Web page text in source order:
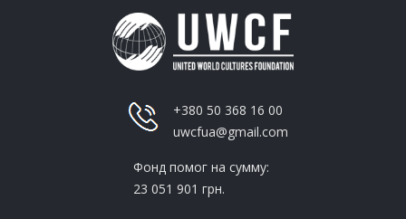
+380 50 368 16 00
uwcfua@gmail.com
Фонд помог на сумму:
23 051 901 грн.